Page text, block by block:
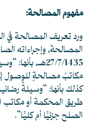
مفهوم المصالحة:
ورد تعريف المصالحة في
27/7/1435هـ،
مكاتبُ مصالحةٍ للوصول
كذلك بأنها: “وسيلةٌ
طريق المحكمة أو مكاتب
الصلح جزئيًّا أم كليًّا”.